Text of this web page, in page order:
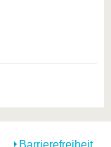
Barrierefreiheit